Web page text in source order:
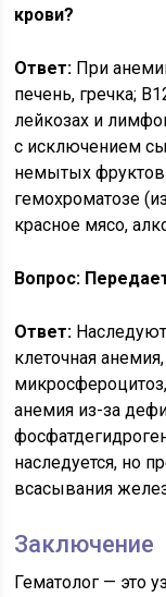
крови?
Ответ: При
печень, гречка;
лейкозах и
с исключением
немытых фруктов
гемохроматозе
красное мясо,
Вопрос:
Ответ:
клеточная
анемия из-за
наследуется, но
всасывания
Заключение
Гематолог — это